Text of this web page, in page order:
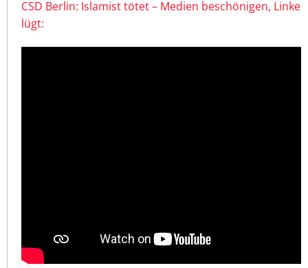
CSD Berlin: Islamist tötet – Medien beschönigen, Linke
lügt: